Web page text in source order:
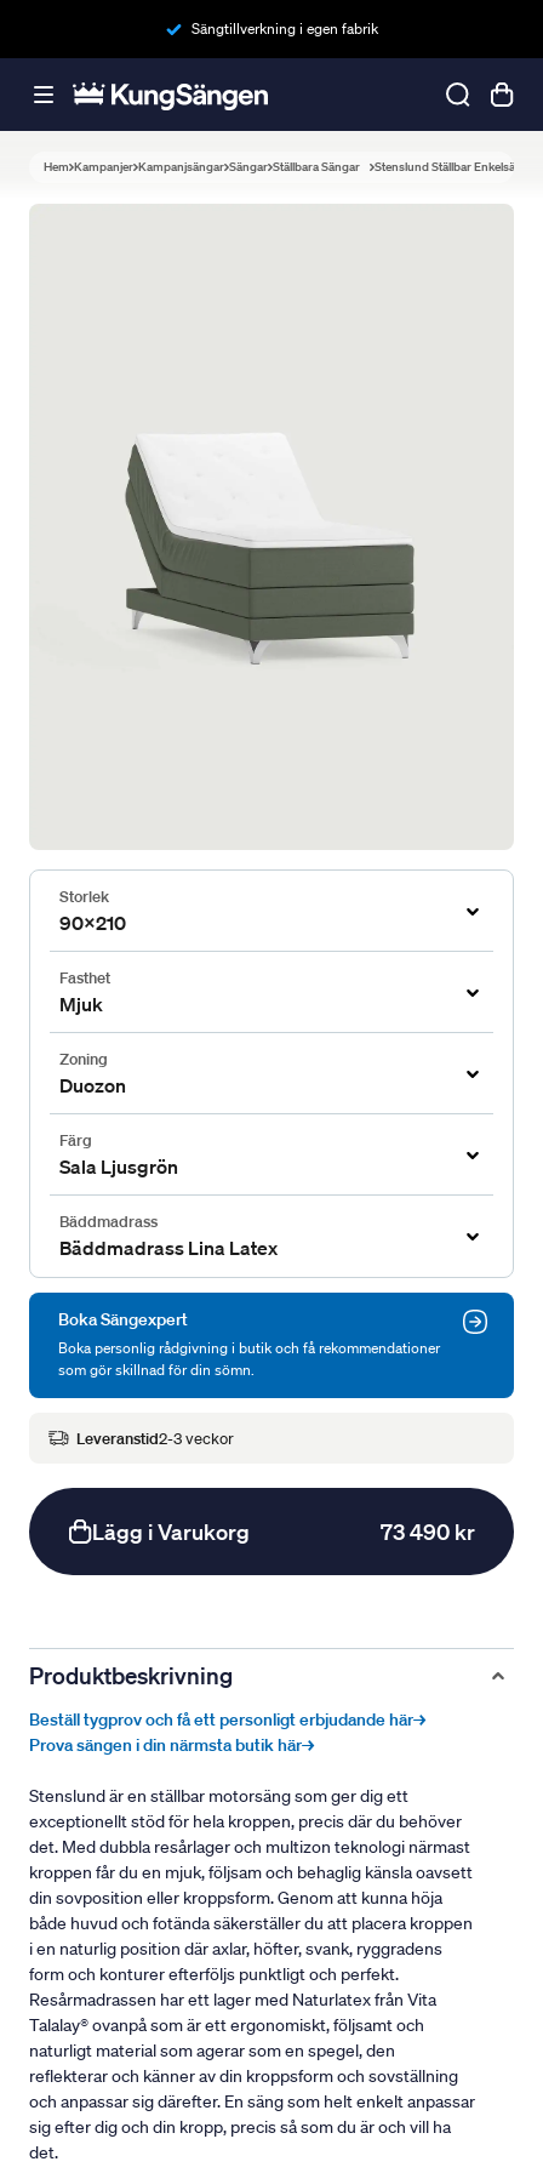
Sängtillverkning i egen fabrik
Hem Kampanjer Kampanjsängar Sängar Ställbara Sängar Stenslund Ställbar Enkelsäng
Storlek
90x210
Fasthet
Mjuk
Zoning
Duozon
Färg
Sala Ljusgrön
Bäddmadrass
Bäddmadrass Lina Latex
Boka Sängexpert
Boka personlig rådgivning i butik och få rekommendationer
som gör skillnad för din sömn.
Leveranstid2-3 veckor
Lägg i Varukorg 73 490 kr
Produktbeskrivning
Beställ tygprov och få ett personligt erbjudande här→
Prova sängen i din närmsta butik här→
Stenslund är en ställbar motorsäng som ger dig ett
exceptionellt stöd för hela kroppen, precis där du behöver
det. Med dubbla resårlager och multizon teknologi närmast
kroppen får du en mjuk, följsam och behaglig känsla oavsett
din sovposition eller kroppsform. Genom att kunna höja
både huvud och fotända säkerställer du att placera kroppen
i en naturlig position där axlar, höfter, svank, ryggradens
form och konturer efterföljs punktligt och perfekt.
Resårmadrassen har ett lager med Naturlatex från Vita
Talalay® ovanpå som är ett ergonomiskt, följsamt och
naturligt material som agerar som en spegel, den
reflekterar och känner av din kroppsform och sovställning
och anpassar sig därefter. En säng som helt enkelt anpassar
sig efter dig och din kropp, precis så som du är och vill ha
det.